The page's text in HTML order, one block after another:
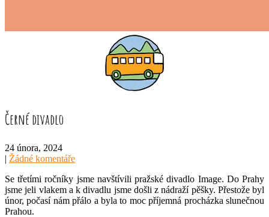
Černé divadlo
24 února, 2024
| Žádné komentáře
Se třetími ročníky jsme navštívili pražské divadlo Image. Do Prahy
jsme jeli vlakem a k divadlu jsme došli z nádraží pěšky. Přestože byl
únor, počasí nám přálo a byla to moc příjemná procházka slunečnou
Prahou.